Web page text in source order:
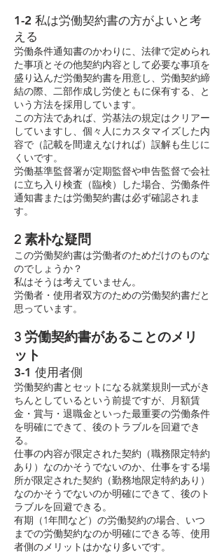
1-2 私は労働契約書の方がよいと考
える
労働条件通知書のかわりに、法律で定められ
た事項とその他契約内容として必要な事項を
盛り込んだ労働契約書を用意し、労働契約締
結の際、二部作成し労使ともに保有する、と
いう方法を採用しています。
この方法であれば、労基法の規定はクリアー
していますし、個々人にカスタマイズした内
容で（記載を間違えなければ）誤解も生じに
くいです。
労働基準監督署が定期監督や申告監督で会社
に立ち入り検査（臨検）した場合、労働条件
通知書または労働契約書は必ず確認されま
す。
2 素朴な疑問
この労働契約書は労働者のためだけのものな
のでしょうか？
私はそうは考えていません。
労働者・使用者双方のための労働契約書だと
思っています。
3 労働契約書があることのメリ
ット
3-1 使用者側
労働契約書とセットになる就業規則一式がき
ちんとしているという前提ですが、月額賃
金・賞与・退職金といった最重要の労働条件
を明確にできて、後のトラブルを回避でき
る。
仕事の内容が限定された契約（職務限定特約
あり）なのかそうでないのか、仕事をする場
所が限定された契約（勤務地限定特約あり）
なのかそうでないのか明確にできて、後のト
ラブルを回避できる。
有期（1年間など）の労働契約の場合、いつ
までの労働契約なのか明確にできる等、使用
者側のメリットはかなり多いです。